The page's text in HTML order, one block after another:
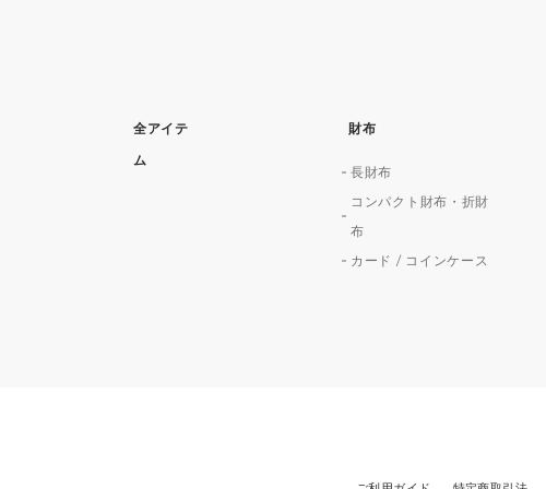
全アイテ
ム
財布
長財布
コンパクト財布・折財
布
カード / コインケース